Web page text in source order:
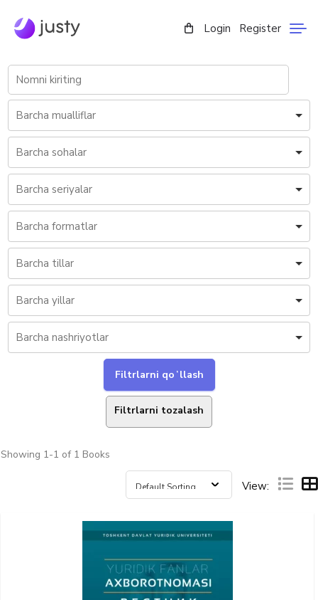
Login Register
Filtrlarni tozalash
Showing 1-1 of 1 Books
View: